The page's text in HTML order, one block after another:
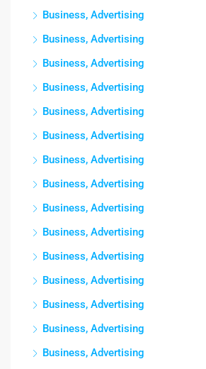
Business, Advertising
Business, Advertising
Business, Advertising
Business, Advertising
Business, Advertising
Business, Advertising
Business, Advertising
Business, Advertising
Business, Advertising
Business, Advertising
Business, Advertising
Business, Advertising
Business, Advertising
Business, Advertising
Business, Advertising